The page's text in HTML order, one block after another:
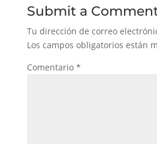
Submit a
Tu dirección de correo
Los campos obligatorios están
Comentario *